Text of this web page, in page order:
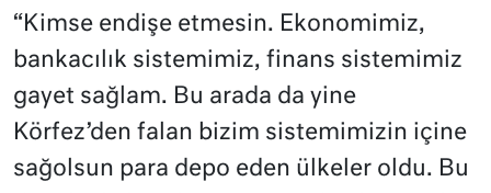
“Kimse endişe etmesin. Ekonomimiz,
bankacılık sistemimiz, finans sistemimiz
gayet sağlam. Bu arada da yine
Körfez’den falan bizim sistemimizin içine
sağolsun para depo eden ülkeler oldu. Bu